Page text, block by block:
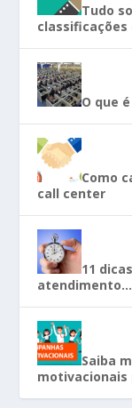
Tudo
O que
Como
call center
11
atendimento…
Saiba
motivacionais